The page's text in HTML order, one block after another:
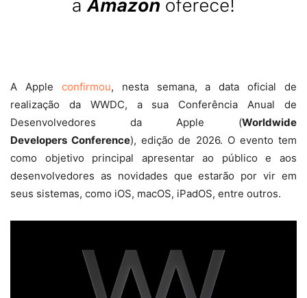
A Apple confirmou, nesta semana, a data oficial de
realização da WWDC, a sua Conferência Anual de
Desenvolvedores da Apple (Worldwide
Developers Conference), edição de 2026. O evento tem
como objetivo principal apresentar ao público e aos
desenvolvedores as novidades que estarão por vir em
seus sistemas, como iOS, macOS, iPadOS, entre outros.